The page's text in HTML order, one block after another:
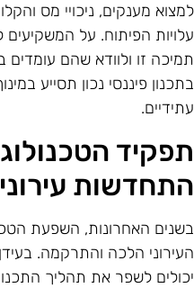
מענקים, ניכויי מס
הפיתוח. על
זו ולוודא שהם
פיננסי נכון תסייע
האחרונות, השפעת
הלכה והתרקמה. בעידן
לשפר את תהליך